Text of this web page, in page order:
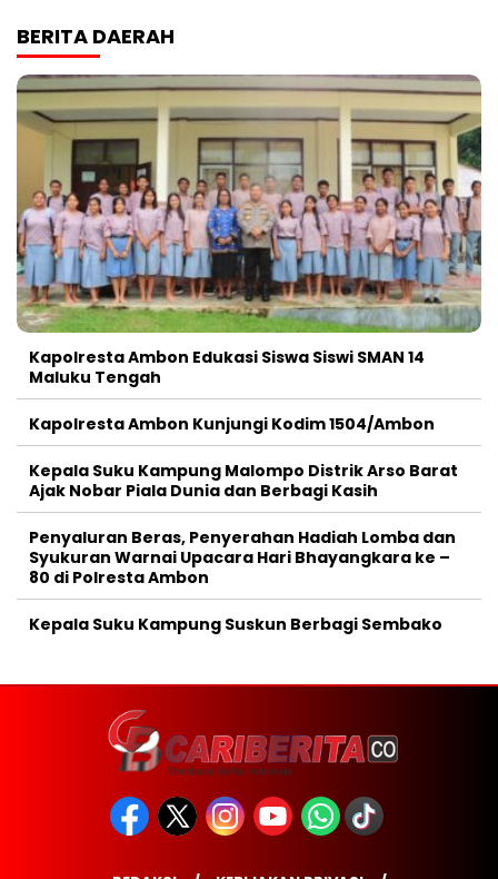
BERITA DAERAH
Kapolresta Ambon Edukasi Siswa Siswi SMAN 14
Maluku Tengah
Kapolresta Ambon Kunjungi Kodim 1504/Ambon
Kepala Suku Kampung Malompo Distrik Arso Barat
Ajak Nobar Piala Dunia dan Berbagi Kasih
Penyaluran Beras, Penyerahan Hadiah Lomba dan
Syukuran Warnai Upacara Hari Bhayangkara ke –
80 di Polresta Ambon
Kepala Suku Kampung Suskun Berbagi Sembako